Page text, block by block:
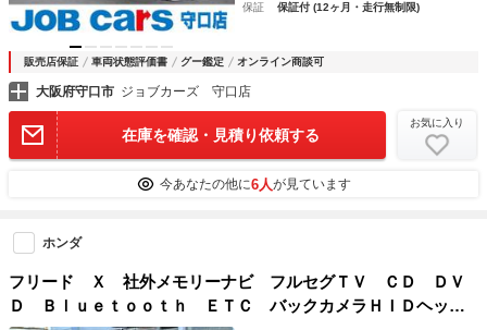
保証
保証付 (12ヶ月・走行無制限)
販売店保証 車両状態評価書 グー鑑定 オンライン商談可
大阪府守口市 ジョブカーズ 守口店
在庫を確認・見積り依頼する
お気に入り
今あなたの他に6人が見ています
ホンダ
フリード Ｘ 社外メモリーナビ フルセグＴＶ ＣＤ ＤＶ
Ｄ Ｂｌｕｅｔｏｏｔｈ ＥＴＣ バックカメラＨＩＤヘッド